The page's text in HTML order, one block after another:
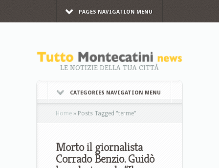
PAGES NAVIGATION MENU
LE NOTIZIE DELLA TUA CITTÀ
CATEGORIES NAVIGATION MENU
Home » Posts Tagged "terme"
Morto il giornalista
Corrado Benzio. Guidò